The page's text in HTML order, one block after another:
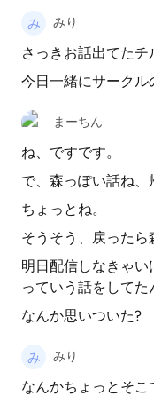
みり
さっきお話出てたチ
今日一緒にサークル
まーちん
ね、ですです。
で、森っぽい話ね、
ちょっとね。
そうそう、戻ったら
明日配信しなきゃ
っていう話をしてた
なんか思いついた?
みり
なんかちょっとそこ